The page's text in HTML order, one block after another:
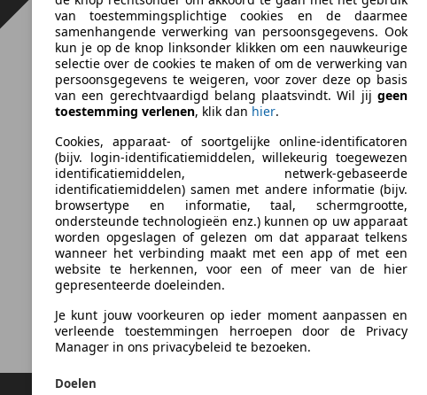
van toestemmingsplichtige cookies en de daarmee
samenhangende verwerking van persoonsgegevens. Ook
kun je op de knop linksonder klikken om een nauwkeurige
selectie over de cookies te maken of om de verwerking van
persoonsgegevens te weigeren, voor zover deze op basis
van een gerechtvaardigd belang plaatsvindt. Wil jij geen
toestemming verlenen, klik dan hier.
Cookies, apparaat- of soortgelijke online-identificatoren
(bijv. login-identificatiemiddelen, willekeurig toegewezen
identificatiemiddelen, netwerk-gebaseerde
identificatiemiddelen) samen met andere informatie (bijv.
browsertype en informatie, taal, schermgrootte,
ondersteunde technologieën enz.) kunnen op uw apparaat
worden opgeslagen of gelezen om dat apparaat telkens
wanneer het verbinding maakt met een app of met een
website te herkennen, voor een of meer van de hier
gepresenteerde doeleinden.
Je kunt jouw voorkeuren op ieder moment aanpassen en
verleende toestemmingen herroepen door de Privacy
Manager in ons privacybeleid te bezoeken.
Doelen